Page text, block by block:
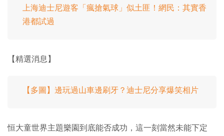
上海迪士尼遊客「瘋搶氣球」似土匪！網民：其實香
港都試過
【精選消息】
【多圖】邊玩過山車邊刷牙？迪士尼分享爆笑相片
恒大童世界主題樂園到底能否成功，這一刻當然未能下定